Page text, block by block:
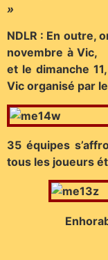
»
NDLR : En outre,
novembre à Vic,
et le dimanche
Vic organisé par
35 équipes
tous les joueurs